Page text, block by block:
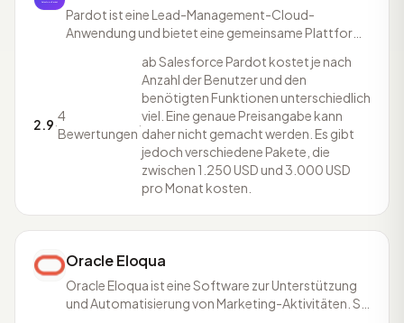
Pardot ist eine Lead-Management-Cloud-
Anwendung und bietet eine gemeinsame Plattform
Vom Entwurf bis hin zur Ergebnisanalyse. Egal ob
Landingpages, Registrierungsformulare oder E-
Mail-Kampagnen, mit Salesforce Pardot
bekommen Unternehmen eine Möglich
2.9·
4
Bewertungen
·
ab Salesforce Pardot kostet je nach
Anzahl der Benutzer und den
benötigten Funktionen unterschiedlich
viel. Eine genaue Preisangabe kann
daher nicht gemacht werden. Es gibt
jedoch verschiedene Pakete, die
zwischen 1.250 USD und 3.000 USD
pro Monat kosten.
Oracle Eloqua
Oracle Eloqua ist eine Software zur Unterstützung
und Automatisierung von Marketing-Aktivitäten. Sie